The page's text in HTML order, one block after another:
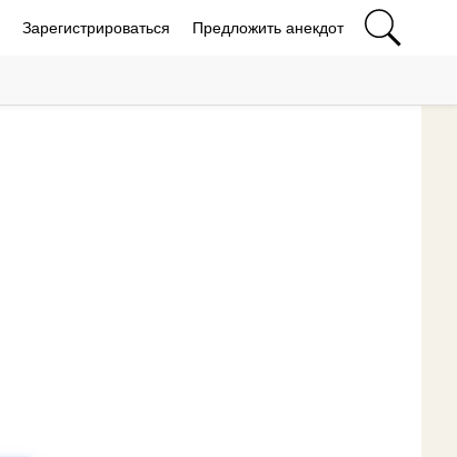
Зарегистрироваться Предложить анекдот